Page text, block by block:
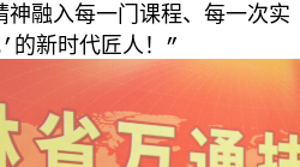
神融入每一门课程、每一次实
的新时代匠人！”